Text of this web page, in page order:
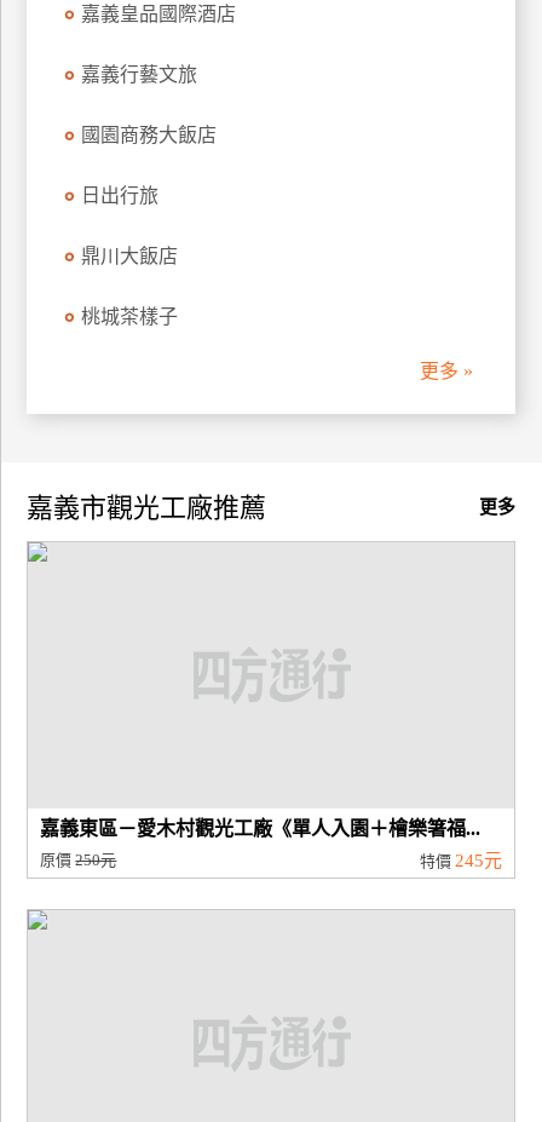
飯
作
計
商
嘉義皇品國際酒店
嘉義行藝文旅
國園商務大飯店
日出行旅
鼎川大飯店
桃城茶樣子
更多 »
更多
嘉義市觀光工廠推薦
嘉義東區－愛木村觀光工廠《單人入園＋檜樂箸福...
原價250元 特價 245元